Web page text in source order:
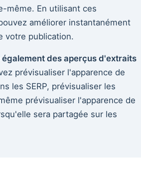
même. En utilisant ces
améliorer instantanément
votre publication.
également des aperçus d'extraits
prévisualiser l'apparence de
les SERP, prévisualiser les
prévisualiser l'apparence de
sera partagée sur les